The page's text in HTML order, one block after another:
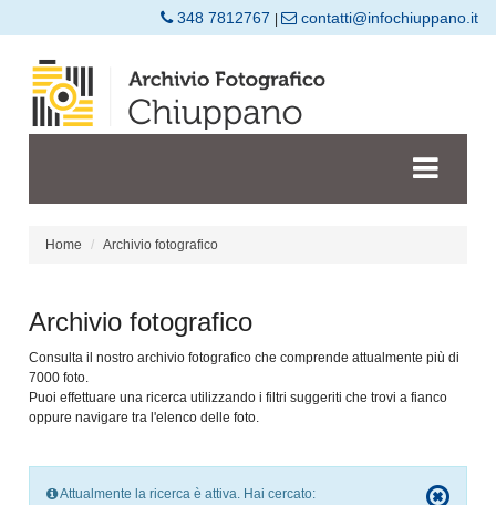
348 7812767 contatti@infochiuppano.it
Home Archivio fotografico
Archivio fotografico
Consulta il nostro archivio fotografico che comprende attualmente più di
7000 foto.
Puoi effettuare una ricerca utilizzando i filtri suggeriti che trovi a fianco
oppure navigare tra l'elenco delle foto.
Attualmente la ricerca è attiva. Hai cercato: